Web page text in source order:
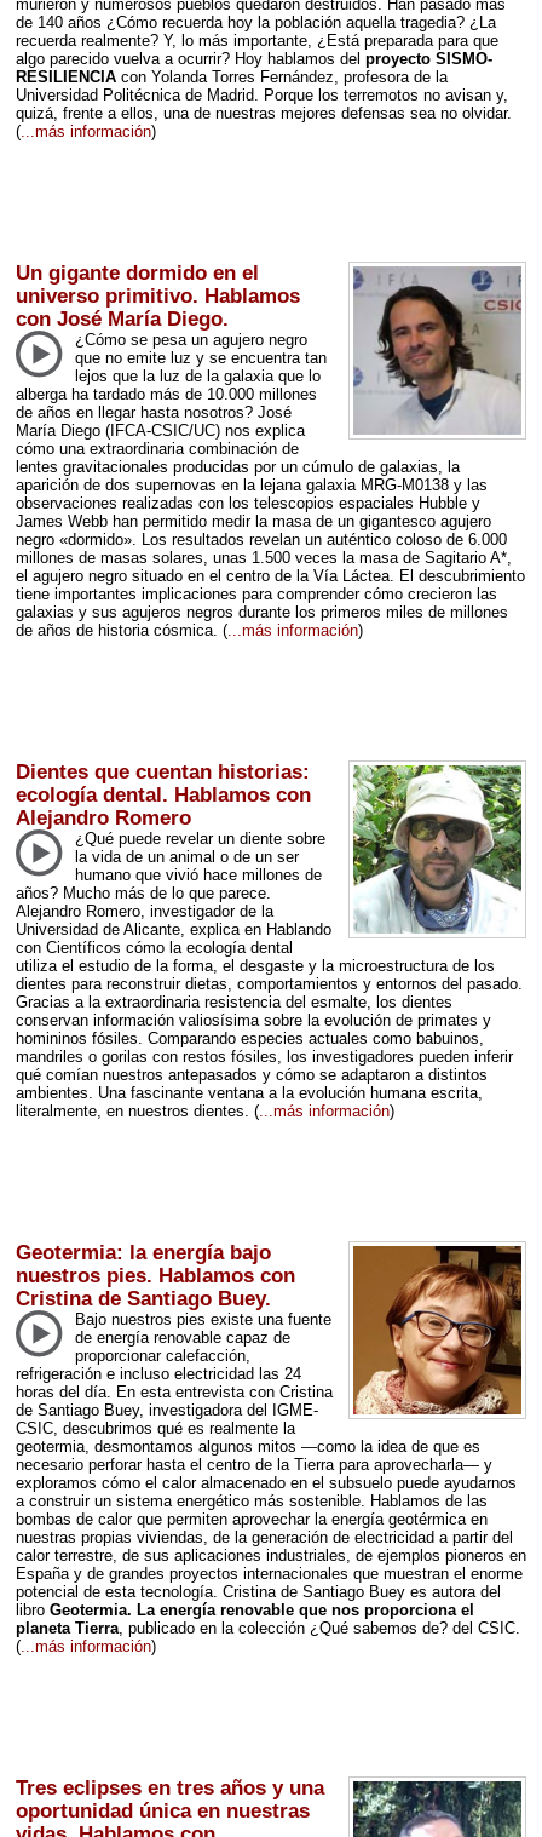
murieron y numerosos pueblos quedaron destruidos. Han pasado más
de 140 años ¿Cómo recuerda hoy la población aquella tragedia? ¿La
recuerda realmente? Y, lo más importante, ¿Está preparada para que
algo parecido vuelva a ocurrir? Hoy hablamos del proyecto SISMO-
RESILIENCIAcon Yolanda Torres Fernández, profesora de la
Universidad Politécnica de Madrid. Porque los terremotos no avisan y,
quizá, frente a ellos, una de nuestras mejores defensas sea no olvidar.
(...más información)
Un gigante dormido en el
universo primitivo. Hablamos
con José María Diego.
¿Cómo se pesa un agujero negro
que no emite luz y se encuentra tan
lejos que la luz de la galaxia que lo
alberga ha tardado más de 10.000 millones
de años en llegar hasta nosotros? José
María Diego (IFCA-CSIC/UC) nos explica
cómo una extraordinaria combinación de
lentes gravitacionales producidas por un cúmulo de galaxias, la
aparición de dos supernovas en la lejana galaxia MRG-M0138 y las
observaciones realizadas con los telescopios espaciales Hubble y
James Webb han permitido medir la masa de un gigantesco agujero
negro «dormido». Los resultados revelan un auténtico coloso de 6.000
millones de masas solares, unas 1.500 veces la masa de Sagitario A*,
el agujero negro situado en el centro de la Vía Láctea. El descubrimiento
tiene importantes implicaciones para comprender cómo crecieron las
galaxias y sus agujeros negros durante los primeros miles de millones
de años de historia cósmica. (...más información)
Dientes que cuentan historias:
ecología dental. Hablamos con
Alejandro Romero
¿Qué puede revelar un diente sobre
la vida de un animal o de un ser
humano que vivió hace millones de
años? Mucho más de lo que parece.
Alejandro Romero, investigador de la
Universidad de Alicante, explica en Hablando
con Científicos cómo la ecología dental
utiliza el estudio de la forma, el desgaste y la microestructura de los
dientes para reconstruir dietas, comportamientos y entornos del pasado.
Gracias a la extraordinaria resistencia del esmalte, los dientes
conservan información valiosísima sobre la evolución de primates y
homininos fósiles. Comparando especies actuales como babuinos,
mandriles o gorilas con restos fósiles, los investigadores pueden inferir
qué comían nuestros antepasados y cómo se adaptaron a distintos
ambientes. Una fascinante ventana a la evolución humana escrita,
literalmente, en nuestros dientes. (...más información)
Geotermia: la energía bajo
nuestros pies. Hablamos con
Cristina de Santiago Buey.
Bajo nuestros pies existe una fuente
de energía renovable capaz de
proporcionar calefacción,
refrigeración e incluso electricidad las 24
horas del día. En esta entrevista con Cristina
de Santiago Buey, investigadora del
IGME-
CSIC, descubrimos qué es realmente la
geotermia, desmontamos algunos mitos —como la idea de que es
necesario perforar hasta el centro de la Tierra para aprovecharla— y
exploramos cómo el calor almacenado en el subsuelo puede ayudarnos
a construir un sistema energético más sostenible. Hablamos de las
bombas de calor que permiten aprovechar la energía geotérmica en
nuestras propias viviendas, de la generación de electricidad a partir del
calor terrestre, de sus aplicaciones industriales, de ejemplos pioneros en
España y de grandes proyectos internacionales que muestran el enorme
potencial de esta tecnología. Cristina de Santiago Buey es autora del
libro Geotermia. La energía renovable que nos proporciona el
planeta Tierra, publicado en la colección ¿Qué sabemos de? del CSIC.
(...más información)
Tres eclipses en tres años y una
oportunidad única en nuestras